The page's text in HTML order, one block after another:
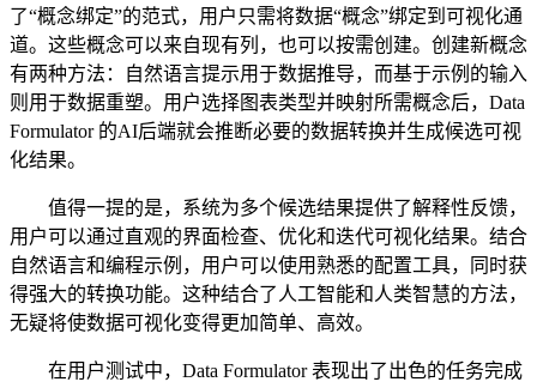
了“概念绑定”的范式，用户只需将数据“概念”绑定到可视化通
道。这些概念可以来自现有列，也可以按需创建。创建新概念
有两种方法：自然语言提示用于数据推导，而基于示例的输入
则用于数据重塑。用户选择图表类型并映射所需概念后，Data
Formulator 的AI后端就会推断必要的数据转换并生成候选可视
化结果。
值得一提的是，系统为多个候选结果提供了解释性反馈，
用户可以通过直观的界面检查、优化和迭代可视化结果。结合
自然语言和编程示例，用户可以使用熟悉的配置工具，同时获
得强大的转换功能。这种结合了人工智能和人类智慧的方法，
无疑将使数据可视化变得更加简单、高效。
在用户测试中，Data Formulator 表现出了出色的任务完成